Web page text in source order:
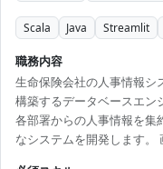
Scala Java Streamlit
職務内容
生命保険会社の人事情報シ
構築するデータベースエン
各部署からの人事情報を集
なシステムを開発します。